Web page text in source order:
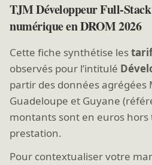
TJM Développeur Full-
numérique en DROM 2026
Cette fiche synthétise les
observés pour l’intitulé
partir des données agrégées
Guadeloupe et Guyane
montants sont en euros hors
prestation.
Pour contextualiser votre